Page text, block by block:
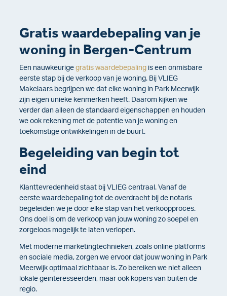
Gratis waardebepaling van je
woning in Bergen-Centrum
Een nauwkeurige gratis waardebepaling is een onmisbare
eerste stap bij de verkoop van je woning. Bij VLIEG
Makelaars begrijpen we dat elke woning in Park Meerwijk
zijn eigen unieke kenmerken heeft. Daarom kijken we
verder dan alleen de standaard eigenschappen en houden
we ook rekening met de potentie van je woning en
toekomstige ontwikkelingen in de buurt.
Begeleiding van begin tot
eind
Klanttevredenheid staat bij VLIEG centraal. Vanaf de
eerste waardebepaling tot de overdracht bij de notaris
begeleiden we je door elke stap van het verkoopproces.
Ons doel is om de verkoop van jouw woning zo soepel en
zorgeloos mogelijk te laten verlopen.
Met moderne marketingtechnieken, zoals online platforms
en sociale media, zorgen we ervoor dat jouw woning in Park
Meerwijk optimaal zichtbaar is. Zo bereiken we niet alleen
lokale geïnteresseerden, maar ook kopers van buiten de
regio.